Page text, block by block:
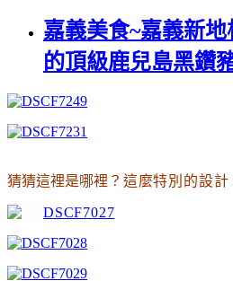
嘉義美食~嘉義新
的頂級鹿兒島黑鑽
猜猜這裡是哪裡 ？這麼特別的設計